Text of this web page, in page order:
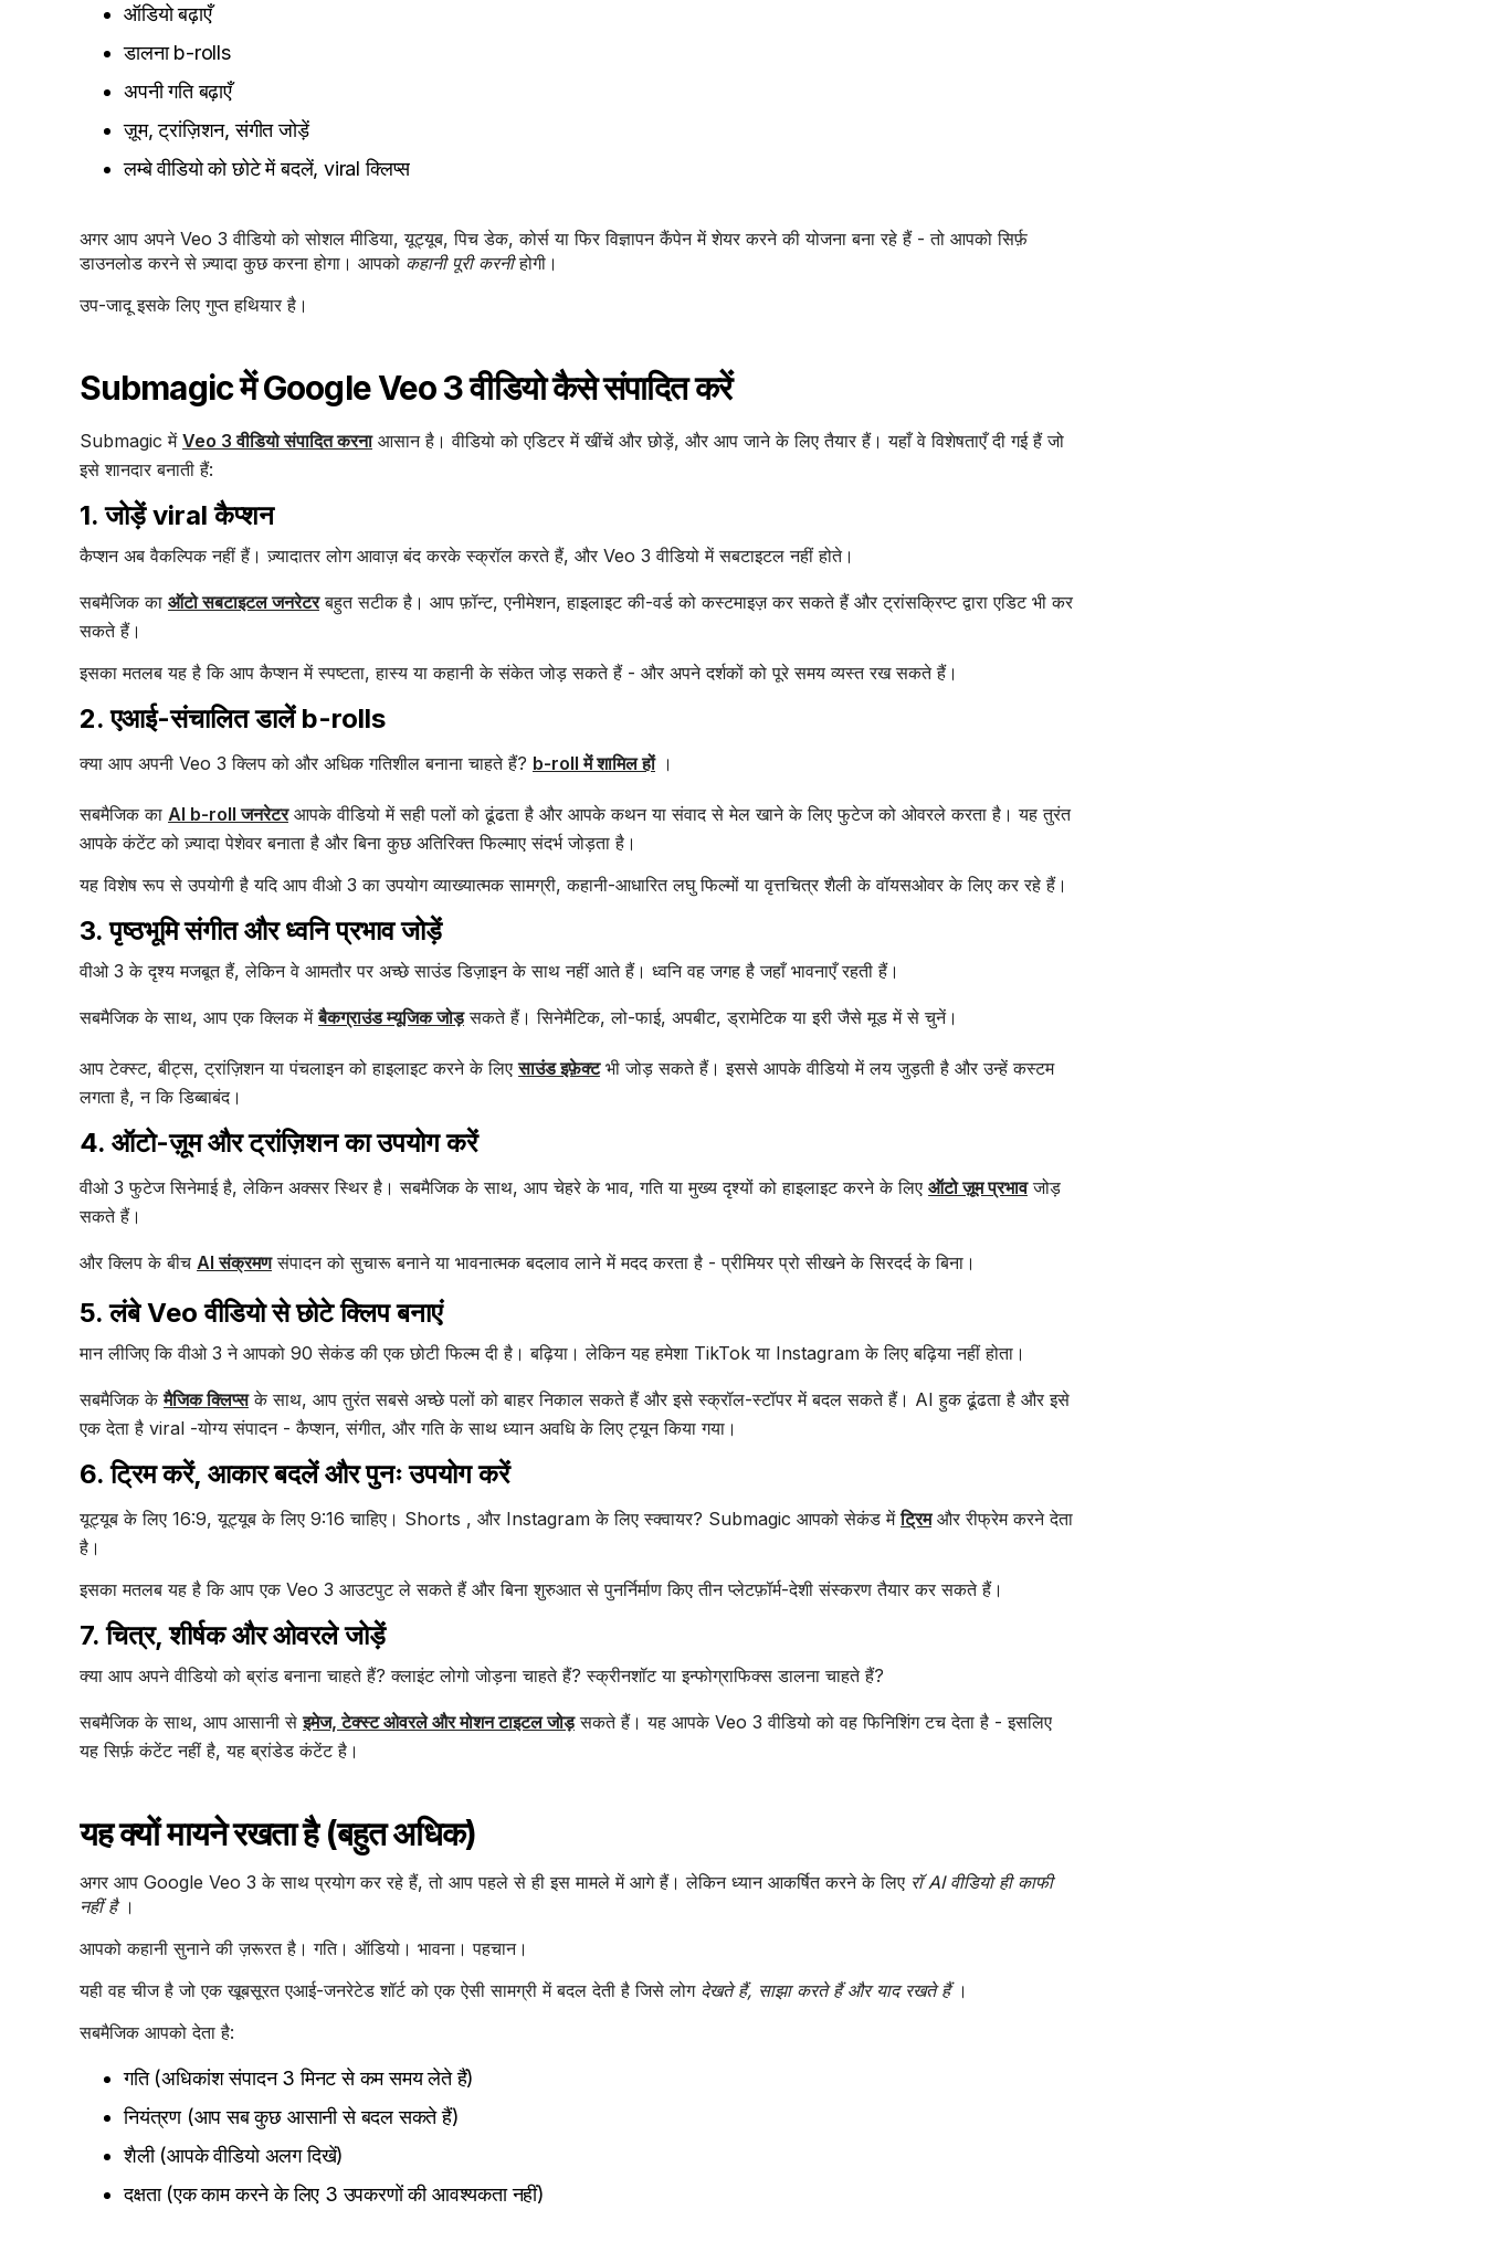
ऑडियो बढ़ाएँ
डालना b-rolls
अपनी गति बढ़ाएँ
ज़ूम, ट्रांज़िशन, संगीत जोड़ें
लम्बे वीडियो को छोटे में बदलें, viral क्लिप्स
अगर आप अपने Veo 3 वीडियो को सोशल मीडिया, यूट्यूब, पिच डेक, कोर्स या फिर विज्ञापन कैंपेन में शेयर करने की योजना बना रहे हैं - तो आपको सिर्फ़
डाउनलोड करने से ज़्यादा कुछ करना होगा। आपको कहानी पूरी करनीहोगी।
उप-जादू इसके लिए गुप्त हथियार है।
Submagic में Google Veo 3 वीडियो कैसे संपादित करें
Submagic में Veo 3 वीडियो संपादित करनाआसान है। वीडियो को एडिटर में खींचें और छोड़ें, और आप जाने के लिए तैयार हैं। यहाँ वे विशेषताएँ दी गई हैं जो
इसे शानदार बनाती हैं:
1. जोड़ें viral कैप्शन
कैप्शन अब वैकल्पिक नहीं हैं। ज़्यादातर लोग आवाज़ बंद करके स्क्रॉल करते हैं, और Veo 3 वीडियो में सबटाइटल नहीं होते।
सबमैजिक का ऑटो सबटाइटल जनरेटरबहुत सटीक है। आप फ़ॉन्ट, एनीमेशन, हाइलाइट की-वर्ड को कस्टमाइज़ कर सकते हैं और ट्रांसक्रिप्ट द्वारा एडिट भी कर
सकते हैं।
इसका मतलब यह है कि आप कैप्शन में स्पष्टता, हास्य या कहानी के संकेत जोड़ सकते हैं - और अपने दर्शकों को पूरे समय व्यस्त रख सकते हैं।
2. एआई-संचालित डालें b-rolls
क्या आप अपनी Veo 3 क्लिप को और अधिक गतिशील बनाना चाहते हैं? b-roll में शामिल हों।
सबमैजिक का AI b-roll जनरेटरआपके वीडियो में सही पलों को ढूंढता है और आपके कथन या संवाद से मेल खाने के लिए फुटेज को ओवरले करता है। यह तुरंत
आपके कंटेंट को ज़्यादा पेशेवर बनाता है और बिना कुछ अतिरिक्त फिल्माए संदर्भ जोड़ता है।
यह विशेष रूप से उपयोगी है यदि आप वीओ 3 का उपयोग व्याख्यात्मक सामग्री, कहानी-आधारित लघु फिल्मों या वृत्तचित्र शैली के वॉयसओवर के लिए कर रहे हैं।
3. पृष्ठभूमि संगीत और ध्वनि प्रभाव जोड़ें
वीओ 3 के दृश्य मजबूत हैं, लेकिन वे आमतौर पर अच्छे साउंड डिज़ाइन के साथ नहीं आते हैं। ध्वनि वह जगह है जहाँ भावनाएँ रहती हैं।
सबमैजिक के साथ, आप एक क्लिक मेंबैकग्राउंड म्यूजिक जोड़सकते हैं। सिनेमैटिक, लो-फाई, अपबीट, ड्रामेटिक या इरी जैसे मूड में से चुनें।
आप टेक्स्ट, बीट्स, ट्रांज़िशन या पंचलाइन को हाइलाइट करने के लिएसाउंड इफ़ेक्टभी जोड़ सकते हैं। इससे आपके वीडियो में लय जुड़ती है और उन्हें कस्टम
लगता है, न कि डिब्बाबंद।
4. ऑटो-ज़ूम और ट्रांज़िशन का उपयोग करें
वीओ 3 फुटेज सिनेमाई है, लेकिन अक्सर स्थिर है। सबमैजिक के साथ, आप चेहरे के भाव, गति या मुख्य दृश्यों को हाइलाइट करने के लिए ऑटो ज़ूम प्रभावजोड़
सकते हैं।
और क्लिप के बीच AI संक्रमणसंपादन को सुचारू बनाने या भावनात्मक बदलाव लाने में मदद करता है - प्रीमियर प्रो सीखने के सिरदर्द के बिना।
5. लंबे Veo वीडियो से छोटे क्लिप बनाएं
मान लीजिए कि वीओ 3 ने आपको 90 सेकंड की एक छोटी फिल्म दी है। बढ़िया। लेकिन यह हमेशा TikTok या Instagram के लिए बढ़िया नहीं होता।
सबमैजिक केमैजिक क्लिप्सके साथ, आप तुरंत सबसे अच्छे पलों को बाहर निकाल सकते हैं और इसे स्क्रॉल-स्टॉपर में बदल सकते हैं। AI हुक ढूंढता है और इसे
एक देता है viral -योग्य संपादन - कैप्शन, संगीत, और गति के साथ ध्यान अवधि के लिए ट्यून किया गया।
6. ट्रिम करें, आकार बदलें और पुनः उपयोग करें
यूट्यूब के लिए 16:9, यूट्यूब के लिए 9:16 चाहिए। Shorts , और Instagram के लिए स्क्वायर? Submagic आपको सेकंड मेंट्रिमऔर रीफ्रेम करने देता
है।
इसका मतलब यह है कि आप एक Veo 3 आउटपुट ले सकते हैं और बिना शुरुआत से पुनर्निर्माण किए तीन प्लेटफ़ॉर्म-देशी संस्करण तैयार कर सकते हैं।
7. चित्र, शीर्षक और ओवरले जोड़ें
क्या आप अपने वीडियो को ब्रांड बनाना चाहते हैं? क्लाइंट लोगो जोड़ना चाहते हैं? स्क्रीनशॉट या इन्फोग्राफिक्स डालना चाहते हैं?
सबमैजिक के साथ, आप आसानी सेइमेज, टेक्स्ट ओवरले और मोशन टाइटल जोड़सकते हैं। यह आपके Veo 3 वीडियो को वह फिनिशिंग टच देता है - इसलिए
यह सिर्फ़ कंटेंट नहीं है, यह ब्रांडेड कंटेंट है।
यह क्यों मायने रखता है (बहुत अधिक)
अगर आप Google Veo 3 के साथ प्रयोग कर रहे हैं, तो आप पहले से ही इस मामले में आगे हैं। लेकिन ध्यान आकर्षित करने के लिए रॉ AI वीडियो ही काफी
नहीं है।
आपको कहानी सुनाने की ज़रूरत है। गति। ऑडियो। भावना। पहचान।
यही वह चीज है जो एक खूबसूरत एआई-जनरेटेड शॉर्ट को एक ऐसी सामग्री में बदल देती है जिसे लोग देखते हैं, साझा करते हैं और याद रखते हैं।
सबमैजिक आपको देता है:
गति (अधिकांश संपादन 3 मिनट से कम समय लेते हैं)
नियंत्रण (आप सब कुछ आसानी से बदल सकते हैं)
शैली (आपके वीडियो अलग दिखें)
दक्षता (एक काम करने के लिए 3 उपकरणों की आवश्यकता नहीं)